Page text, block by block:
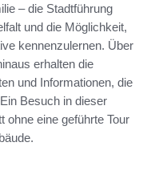
– die Stadtführung
und die Möglichkeit,
kennenzulernen. Über
erhalten die
und Informationen, die
Besuch in dieser
ohne eine geführte Tour